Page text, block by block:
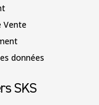
Vente
données
SKS